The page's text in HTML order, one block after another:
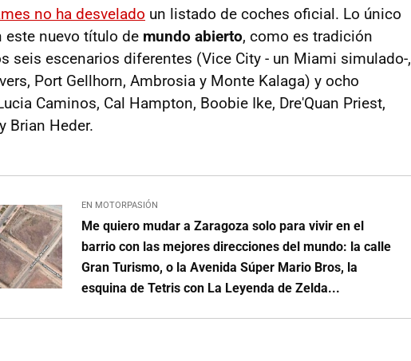
no ha desvelado un listado de coches oficial. Lo único
este nuevo título de mundo abierto, como es tradición
seis escenarios diferentes (Vice City - un Miami simulado-,
Port Gellhorn, Ambrosia y Monte Kalaga) y ocho
Caminos, Cal Hampton, Boobie Ike, Dre'Quan Priest,
Brian Heder.
EN MOTORPASIÓN
Me quiero mudar a Zaragoza solo para vivir en el
barrio con las mejores direcciones del mundo: la calle
Gran Turismo, o la Avenida Súper Mario Bros, la
esquina de Tetris con La Leyenda de Zelda...